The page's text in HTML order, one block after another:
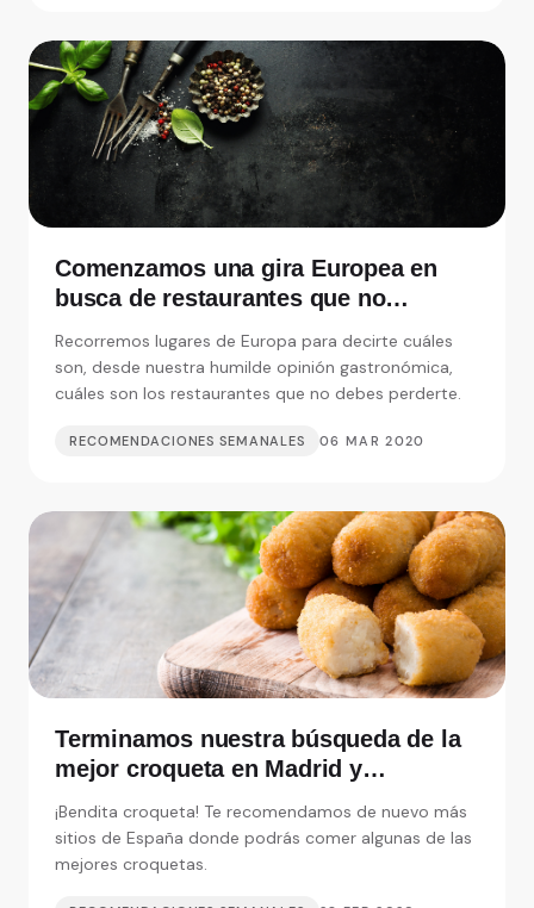
Comenzamos una gira Europea en
busca de restaurantes que no
Recorremos lugares de Europa para decirte cuáles
son, desde nuestra humilde opinión gastronómica,
cuáles son los restaurantes que no debes perderte.
RECOMENDACIONES SEMANALES 06 MAR 2020
Terminamos nuestra búsqueda de la
mejor croqueta en Madrid y
¡Bendita croqueta! Te recomendamos de nuevo más
sitios de España donde podrás comer algunas de las
mejores croquetas.